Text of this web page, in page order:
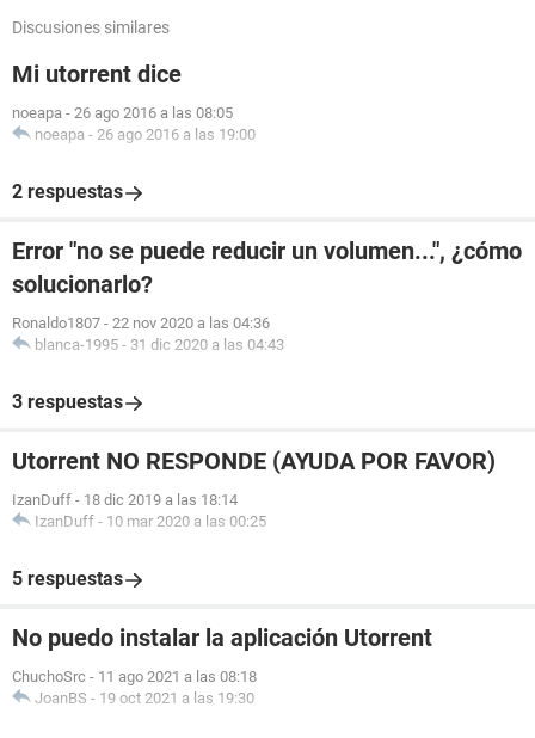
Discusiones similares
Mi utorrent dice
noeapa - 26 ago 2016 a las 08:05
noeapa - 26 ago 2016 a las 19:00
2 respuestas
Error "no se puede reducir un volumen...", ¿cómo
solucionarlo?
Ronaldo1807 - 22 nov 2020 a las 04:36
blanca-1995 - 31 dic 2020 a las 04:43
3 respuestas
Utorrent NO RESPONDE (AYUDA POR FAVOR)
IzanDuff - 18 dic 2019 a las 18:14
IzanDuff - 10 mar 2020 a las 00:25
5 respuestas
No puedo instalar la aplicación Utorrent
ChuchoSrc - 11 ago 2021 a las 08:18
JoanBS - 19 oct 2021 a las 19:30